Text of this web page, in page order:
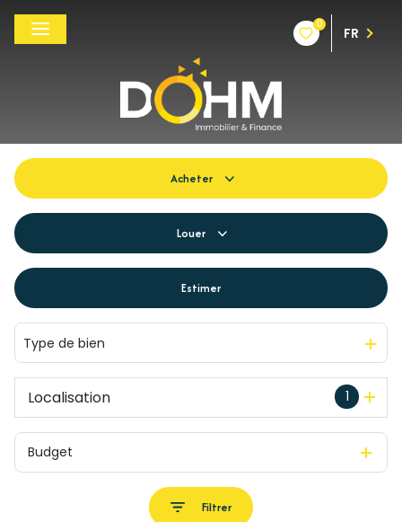
0
FR
Acheter
Du neuf
De l'immo pro
Louer
De l'immo pro
Estimer
Type de bien
1
Localisation
Budget
Filtrer